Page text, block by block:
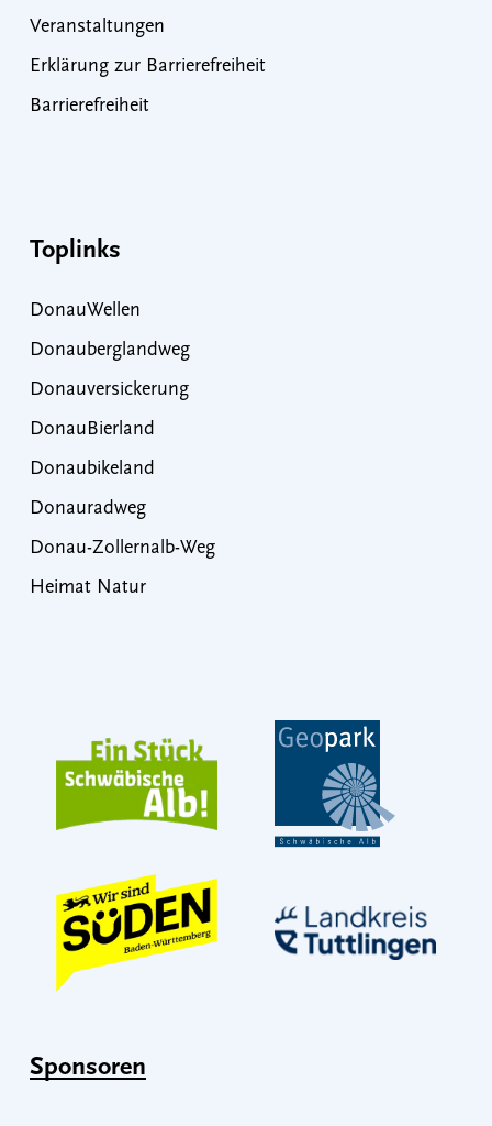
Veranstaltungen
Erklärung zur Barrierefreiheit
Barrierefreiheit
Toplinks
DonauWellen
Donauberglandweg
Donauversickerung
DonauBierland
Donaubikeland
Donauradweg
Donau-Zollernalb-Weg
Heimat Natur
Sponsoren